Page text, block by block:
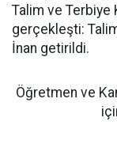
Talim ve Terbiye
gerçekleşti:
İnan getirildi.
Öğretmen ve